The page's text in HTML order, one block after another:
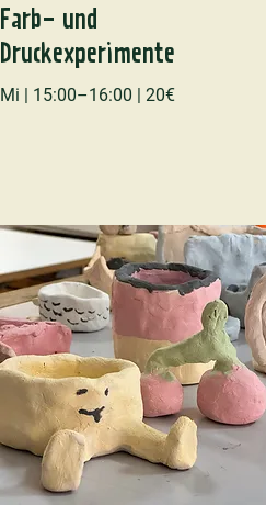
Farb- und
Druckexperimente
Mi | 15:00–16:00 | 20€